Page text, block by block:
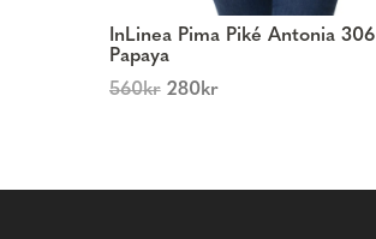
InLinea Pima Piké Antonia 306
Papaya
560kr 280kr